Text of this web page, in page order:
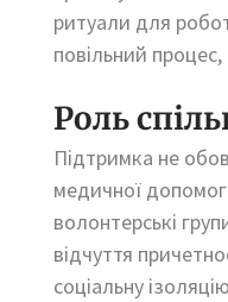
ритуали для
повільний
Роль
Підтримка не
медичної
волонтерські
відчуття
соціальну